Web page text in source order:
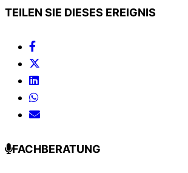
TEILEN SIE DIESES EREIGNIS
FACHBERATUNG